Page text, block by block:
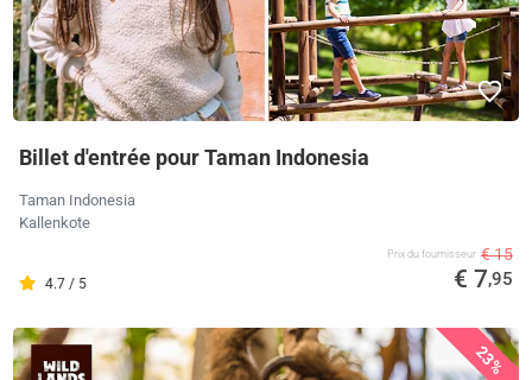
Billet d'entrée pour Taman Indonesia
Taman Indonesia
Kallenkote
4.7 / 5
Prix ​​du fournisseur € 15
€ 7,95
23%